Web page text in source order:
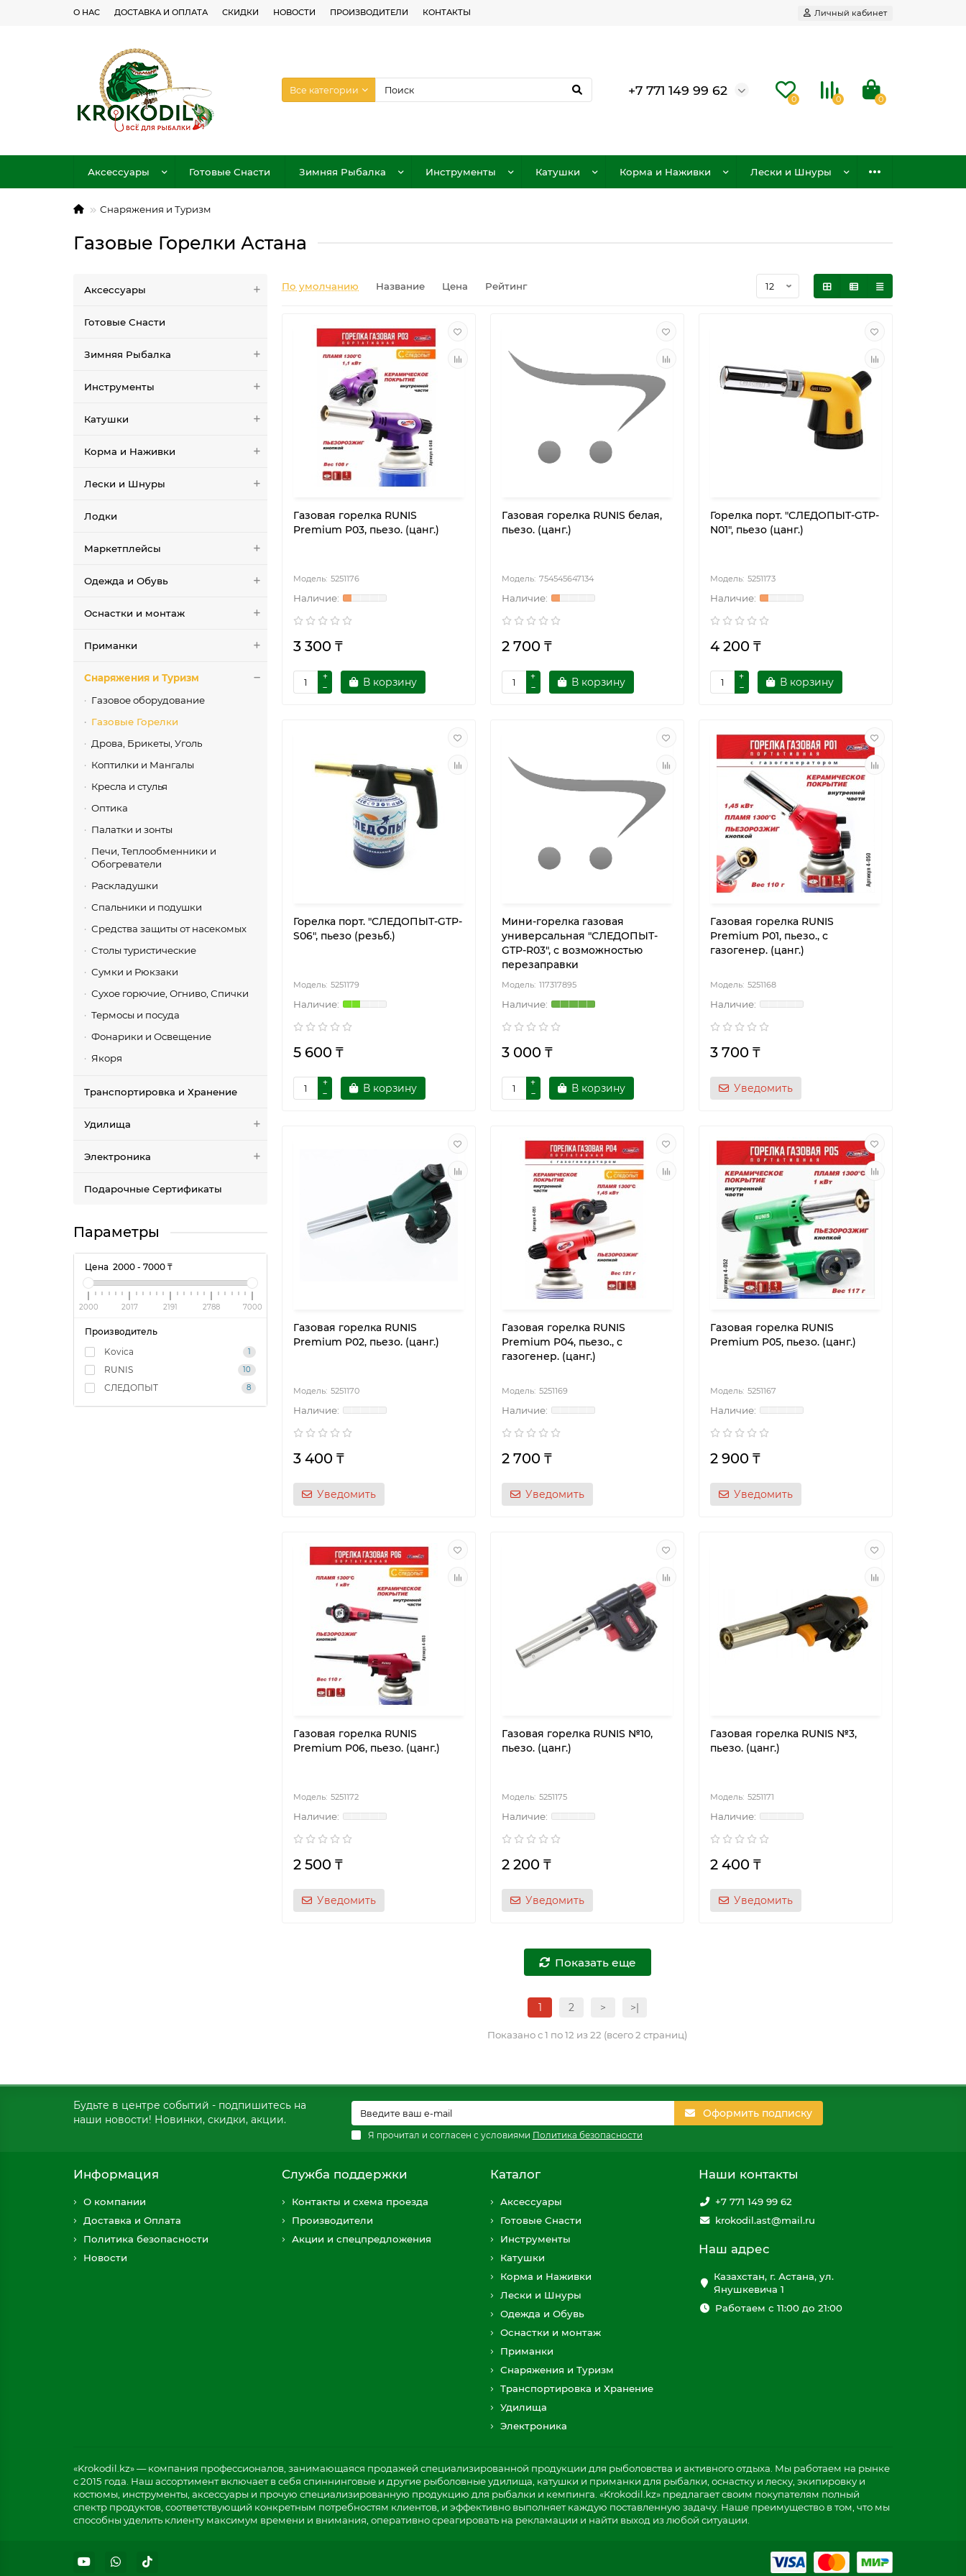
О НАС ДОСТАВКА И ОПЛАТА СКИДКИ НОВОСТИ ПРОИЗВОДИТЕЛИ КОНТАКТЫ Личный кабинет
Все категории +7 771 149 99 62
0 0 0
Аксессуары Готовые Снасти Зимняя Рыбалка Инструменты Катушки Корма и Наживки Лески и Шнуры
Снаряжения и Туризм
Газовые Горелки Астана
Аксессуары
Готовые Снасти
Зимняя Рыбалка
Инструменты
Катушки
Корма и Наживки
Лески и Шнуры
Лодки
Маркетплейсы
Одежда и Обувь
Оснастки и монтаж
Приманки
Снаряжения и Туризм
Газовое оборудование
Газовые Горелки
Дрова, Брикеты, Уголь
Коптилки и Мангалы
Кресла и стулья
Оптика
Палатки и зонты
Печи, Теплообменники и
Обогреватели
Раскладушки
Спальники и подушки
Средства защиты от насекомых
Столы туристические
Сумки и Рюкзаки
Сухое горючие, Огниво, Спички
Термосы и посуда
Фонарики и Освещение
Якоря
Транспортировка и Хранение
Удилища
Электроника
Подарочные Сертификаты
Параметры
Цена 2000 - 7000 ₸
2000 2017 2191 2788 7000
Производитель
Kovica
1
RUNIS 10
СЛЕДОПЫТ 8
По умолчанию Название Цена Рейтинг
Газовая горелка RUNIS
Premium P03, пьезо. (цанг.)
5251176
3 300 ₸
В корзину
Газовая горелка RUNIS белая,
пьезо. (цанг.)
754545647134
2 700 ₸
В корзину
Горелка порт. "СЛЕДОПЫТ-GTP-
N01", пьезо (цанг.)
5251173
4 200 ₸
В корзину
Горелка порт. "СЛЕДОПЫТ-GTP-
S06", пьезо (резьб.)
5251179
5 600 ₸
В корзину
Мини-горелка газовая
универсальная "СЛЕДОПЫТ-
GTP-R03", с возможностью
перезаправки
117317895
3 000 ₸
В корзину
Газовая горелка RUNIS
Premium P01, пьезо., с
газогенер. (цанг.)
5251168
3 700 ₸
Уведомить
Газовая горелка RUNIS
Premium P02, пьезо. (цанг.)
5251170
3 400 ₸
Уведомить
Газовая горелка RUNIS
Premium P04, пьезо., с
газогенер. (цанг.)
5251169
2 700 ₸
Уведомить
Газовая горелка RUNIS
Premium P05, пьезо. (цанг.)
5251167
2 900 ₸
Уведомить
Газовая горелка RUNIS
Premium P06, пьезо. (цанг.)
5251172
2 500 ₸
Уведомить
Газовая горелка RUNIS №10,
пьезо. (цанг.)
5251175
2 200 ₸
Уведомить
Газовая горелка RUNIS №3,
пьезо. (цанг.)
5251171
2 400 ₸
Уведомить
Показать еще
1 2 > >|
Показано с 1 по 12 из 22 (всего 2 страниц)
Будьте в центре событий - подпишитесь на
наши новости! Новинки, скидки, акции.
Оформить подписку
Я прочитал и согласен с условиями Политика безопасности
Информация
О компании
Доставка и Оплата
Политика безопасности
Новости
Служба поддержки
Контакты и схема проезда
Производители
Акции и спецпредложения
Каталог
Аксессуары
Готовые Снасти
Инструменты
Катушки
Корма и Наживки
Лески и Шнуры
Одежда и Обувь
Оснастки и монтаж
Приманки
Снаряжения и Туризм
Транспортировка и Хранение
Удилища
Электроника
Наши контакты
+7 771 149 99 62
krokodil.ast@mail.ru
Наш адрес
Казахстан, г. Астана, ул.
Янушкевича 1
Работаем с 11:00 до 21:00
«Krokodil.kz» — компания профессионалов, занимающаяся продажей специализированной продукции для рыболовства и активного отдыха. Мы работаем на рынке
с 2015 года. Наш ассортимент включает в себя спиннинговые и другие рыболовные удилища, катушки и приманки для рыбалки, оснастку и леску, экипировку и
костюмы, инструменты, аксессуары и прочую специализированную продукцию для рыбалки и кемпинга. «Krokodil.kz» предлагает своим покупателям полный
спектр продуктов, соответствующий конкретным потребностям клиентов, и эффективно выполняет каждую поставленную задачу. Наше преимущество в том, что мы
способны уделить клиенту максимум времени и внимания, оперативно среагировать на рекламации и найти выход из любой ситуации.